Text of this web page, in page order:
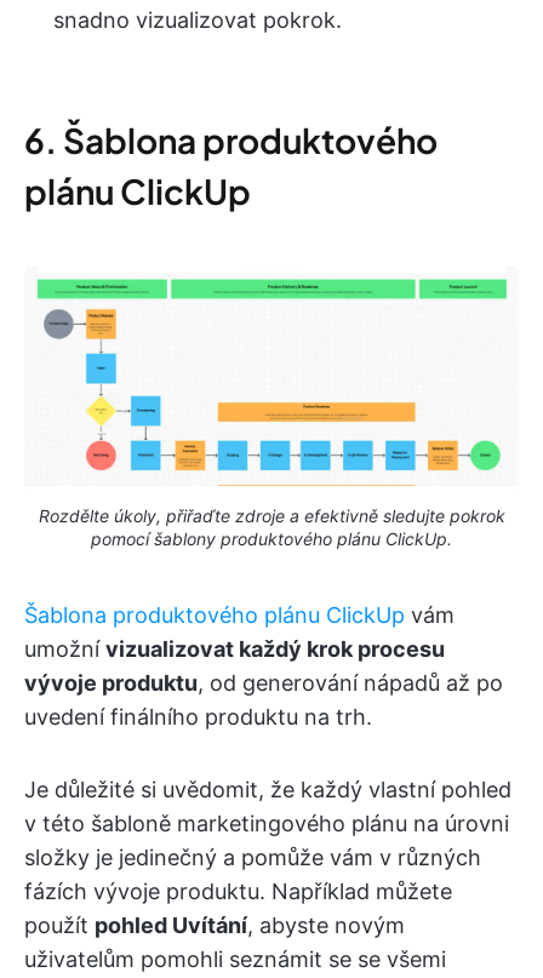
snadno vizualizovat pokrok.
6. Šablona produktového
plánu ClickUp
Rozdělte úkoly, přiřaďte zdroje a efektivně sledujte pokrok
pomocí šablony produktového plánu ClickUp.
Šablona produktového plánu ClickUp vám
umožnívizualizovat každý krok procesu
vývoje produktu, od generování nápadů až po
uvedení finálního produktu na trh.
Je důležité si uvědomit, že každý vlastní pohled
v této šabloně marketingového plánu na úrovni
složky je jedinečný a pomůže vám v různých
fázích vývoje produktu. Například můžete
použít pohled Uvítání, abyste novým
uživatelům pomohli seznámit se se všemi